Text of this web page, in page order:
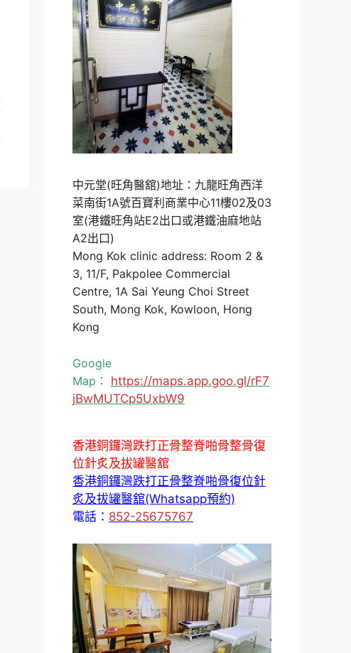
中元堂(旺角醫舘)地址：九龍旺角西洋
菜南街1A號百寶利商業中心11樓02及03
室(港鐵旺角站E2出口或港鐵油麻地站
A2出口)
Mong Kok clinic address: Room 2 &
3, 11/F, Pakpolee Commercial
Centre, 1A Sai Yeung Choi Street
South, Mong Kok, Kowloon, Hong
Kong
Google
Map： https://maps.app.goo.gl/rF7
jBwMUTCp5UxbW9
香港銅鑼灣跌打正骨整脊啪骨整骨復
位針炙及拔罐醫舘
香港銅鑼灣跌打正骨整脊啪骨復位針
炙及拔罐醫舘(Whatsapp預約)
電話： 852-25675767